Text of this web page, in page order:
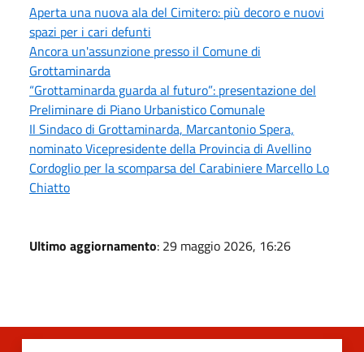
Aperta una nuova ala del Cimitero: più decoro e nuovi
spazi per i cari defunti
Ancora un'assunzione presso il Comune di
Grottaminarda
“Grottaminarda guarda al futuro”: presentazione del
Preliminare di Piano Urbanistico Comunale
Il Sindaco di Grottaminarda, Marcantonio Spera,
nominato Vicepresidente della Provincia di Avellino
Cordoglio per la scomparsa del Carabiniere Marcello Lo
Chiatto
Ultimo aggiornamento: 29 maggio 2026, 16:26